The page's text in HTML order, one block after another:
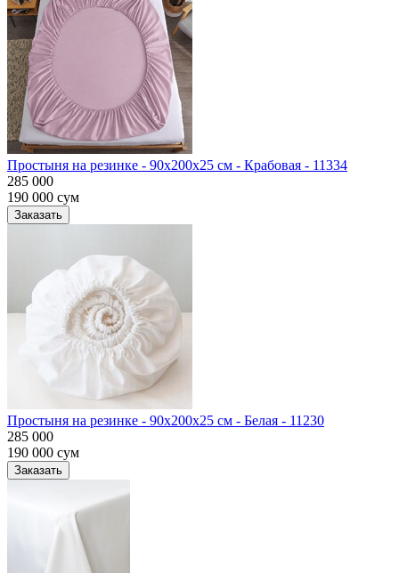
Простыня на резинке - 90x200x25 cм - Крабовая - 11334
285 000
190 000 сум
Заказать
Простыня на резинке - 90x200x25 cм - Белая - 11230
285 000
190 000 сум
Заказать